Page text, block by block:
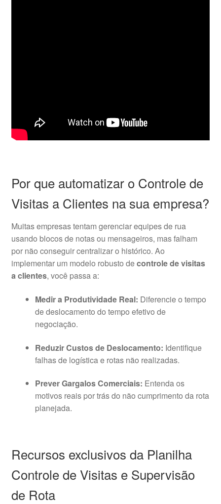
Por que automatizar o Controle de
Visitas a Clientes na sua empresa?
Muitas empresas tentam gerenciar equipes de rua
usando blocos de notas ou mensageiros, mas falham
por não conseguir centralizar o histórico. Ao
implementar um modelo robusto decontrole de visitas
a clientes, você passa a:
Medir a Produtividade Real: Diferencie o tempo
de deslocamento do tempo efetivo de
negociação.
Reduzir Custos de Deslocamento: Identifique
falhas de logística e rotas não realizadas.
Prever Gargalos Comerciais: Entenda os
motivos reais por trás do não cumprimento da rota
planejada.
Recursos exclusivos da Planilha
Controle de Visitas e Supervisão
de Rota